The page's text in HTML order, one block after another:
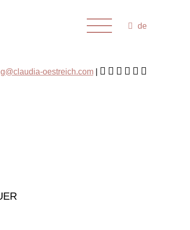
de
oestreich.com